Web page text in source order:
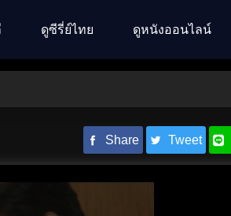
ดูซีรี่ย์ไทย ดูหนังออนไลน์
Share Tweet